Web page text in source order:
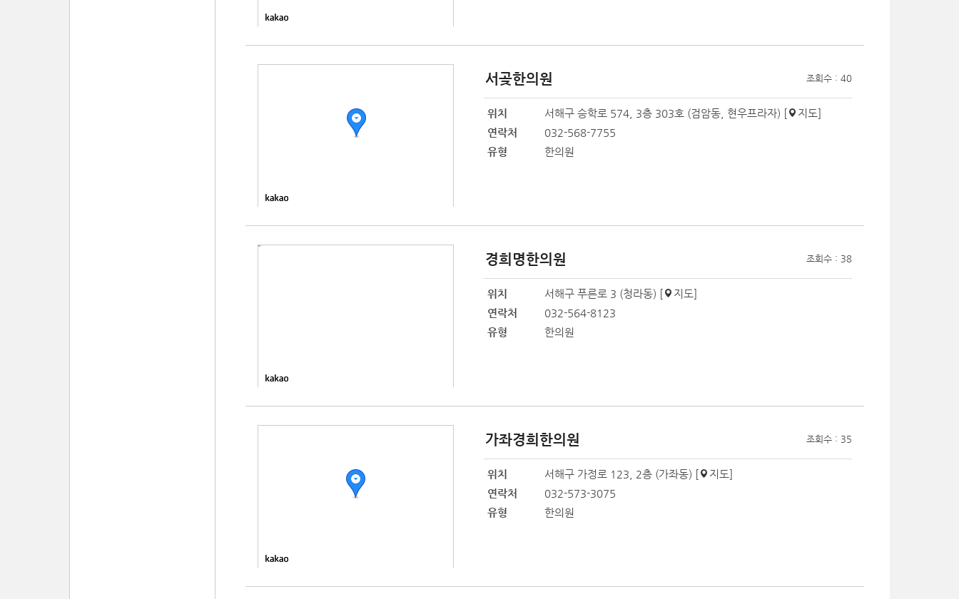
서곶한의원 조회수 : 40
위치 서해구 승학로 574, 3층 303호 (검암동, 현우프라자) [ 지도]
연락처
032-568-7755
유형
한의원
경희명한의원 조회수 : 38
위치 서해구 푸른로 3 (청라동) [ 지도]
연락처
032-564-8123
유형
한의원
가좌경희한의원 조회수 : 35
위치 서해구 가정로 123, 2층 (가좌동) [ 지도]
연락처
032-573-3075
유형
한의원